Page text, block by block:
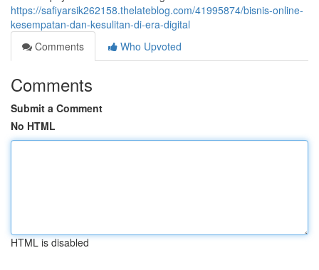
https://safiyarsik262158.thelateblog.com/41995874/bisnis-online-
kesempatan-dan-kesulitan-di-era-digital
Comments
Who Upvoted
Comments
Submit a Comment
No HTML
HTML is disabled